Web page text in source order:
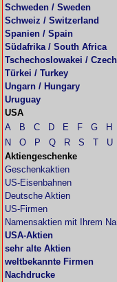
Schweden / Sweden
Schweiz / Switzerland
Spanien / Spain
Südafrika / South Africa
Tschechoslowakei /
Türkei / Turkey
Ungarn / Hungary
Uruguay
USA
A
B C D E F G H
N
O P Q R S T U
Aktiengeschenke
Geschenkaktien
US-Eisenbahnen
Deutsche Aktien
US-Firmen
Namensaktien mit Ihrem
USA-Aktien
sehr alte Aktien
weltbekannte Firmen
Nachdrucke